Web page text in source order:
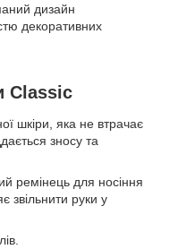
дизайн
декоративних
Classic
шкіри, яка не втрачає
зносу та
ремінець для носіння
звільнити руки у